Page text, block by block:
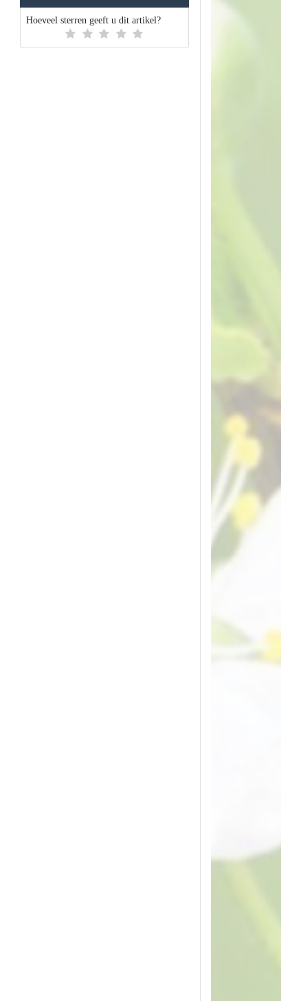
Hoeveel sterren geeft u dit artikel?